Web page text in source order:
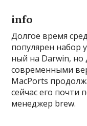
info
Дол­гое вре­мя
популя­рен набор
ный на Darwin,
сов­ремен­ными
MacPorts
сей­час его поч­ти
менед­жер brew.